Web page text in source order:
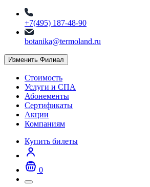
+7(495) 187-48-90
botanika@termoland.ru
Изменить Филиал
Стоимость
Услуги и СПА
Абонементы
Сертификаты
Акции
Компаниям
Купить билеты
0